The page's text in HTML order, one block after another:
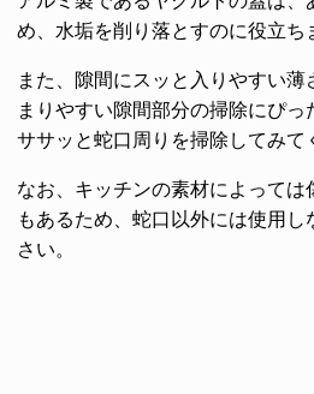
め、水垢を削り落とすのに役立ち
また、隙間にスッと入りやすい
まりやすい隙間部分の掃除にぴっ
ササッと蛇口周りを掃除してみて
なお、キッチンの素材によっては
もあるため、蛇口以外には使用
さい。